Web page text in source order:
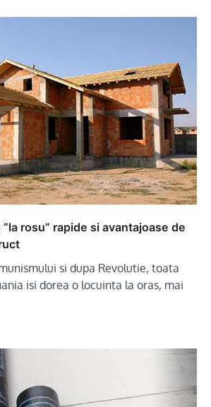
rosu” rapide si avantajoase de
si dupa Revolutie, toata
isi dorea o locuinta la oras, mai